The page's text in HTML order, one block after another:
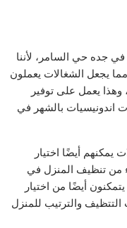
جده حي السامر، لأننا
مما يجعل الشغالات يعملون
يعمل على توفير
اندونيسيات بالشهر في
يمكنهم أيضًا اختيار
من تنظيف المنزل في
أيضًا من اختيار
والترتيب للمنزل